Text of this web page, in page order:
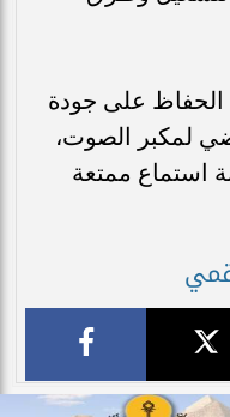
الحفاظ على جودة
لمكبر الصوت،
استماع ممتعة